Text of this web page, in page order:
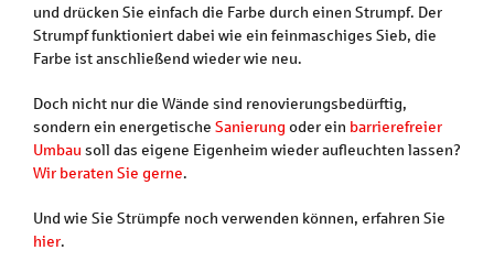
und drücken Sie einfach die Farbe durch einen Strumpf. Der
Strumpf funktioniert dabei wie ein feinmaschiges Sieb, die
Farbe ist anschließend wieder wie neu.
Doch nicht nur die Wände sind renovierungsbedürftig,
sondern ein energetische Sanierung oder ein barrierefreier
Umbau soll das eigene Eigenheim wieder aufleuchten lassen?
Wir beraten Sie gerne.
Und wie Sie Strümpfe noch verwenden können, erfahren Sie
hier.